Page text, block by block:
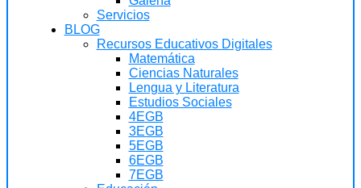
Servicios
BLOG
Recursos Educativos Digitales
Matemática
Ciencias Naturales
Lengua y Literatura
Estudios Sociales
4EGB
3EGB
5EGB
6EGB
7EGB